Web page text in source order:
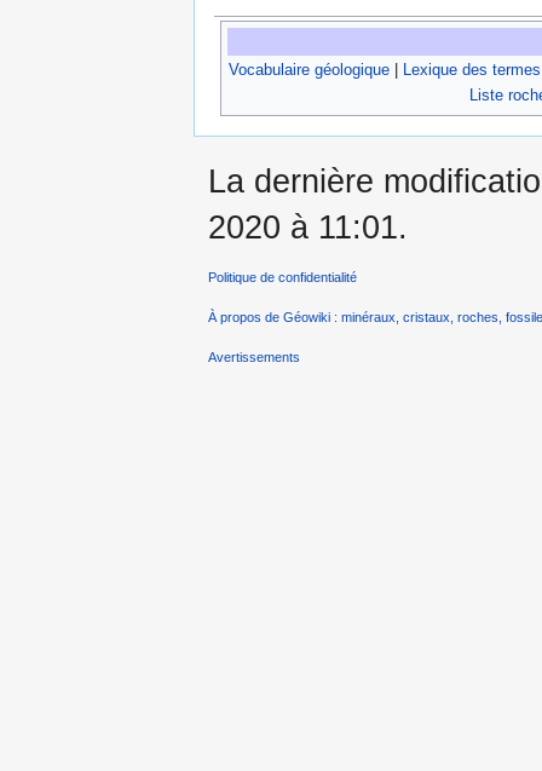
Vocabulaire géologique
Lexique des
Liste
La dernière
2020 à 11:01.
Politique de confidentialité
À propos de Géowiki : minéraux, cristaux, roches,
Avertissements